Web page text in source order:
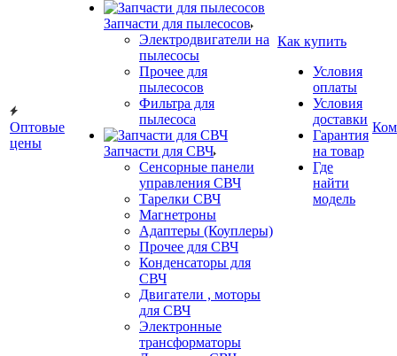
Оптовые
цены
Запчасти для пылесосов
Электродвигатели на
пылесосы
Прочее для
пылесосов
Фильтра для
пылесоса
Запчасти для СВЧ
Сенсорные панели
управления СВЧ
Тарелки СВЧ
Магнетроны
Адаптеры (Коуплеры)
Прочее для СВЧ
Конденсаторы для
СВЧ
Двигатели , моторы
для СВЧ
Электронные
трансформаторы
Как купить
Условия
оплаты
Условия
доставки
Гарантия
на товар
Где
найти
модель